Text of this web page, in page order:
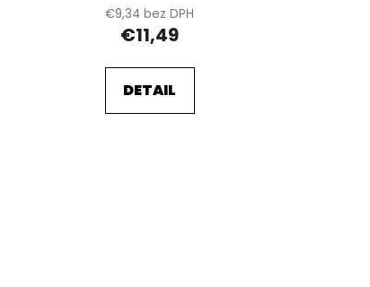
€9,34 bez DPH
€11,49
DETAIL